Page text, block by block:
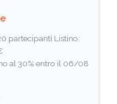
partecipanti Listino:
al 30% entro il 06/08